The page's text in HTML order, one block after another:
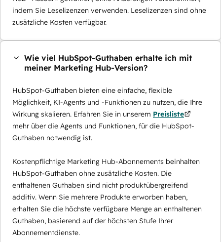
indem Sie Leselizenzen verwenden. Leselizenzen sind ohne
zusätzliche Kosten verfügbar.
Wie viel HubSpot-Guthaben erhalte ich mit
meiner Marketing Hub-Version?
HubSpot-Guthaben bieten eine einfache, flexible
Möglichkeit, KI-Agents und -Funktionen zu nutzen, die Ihre
Wirkung skalieren. Erfahren Sie in unserem Preisliste
mehr über die Agents und Funktionen, für die HubSpot-
Guthaben notwendig ist.
Kostenpflichtige Marketing Hub-Abonnements beinhalten
HubSpot-Guthaben ohne zusätzliche Kosten. Die
enthaltenen Guthaben sind nicht produktübergreifend
additiv. Wenn Sie mehrere Produkte erworben haben,
erhalten Sie die höchste verfügbare Menge an enthaltenen
Guthaben, basierend auf der höchsten Stufe Ihrer
Abonnementdienste.